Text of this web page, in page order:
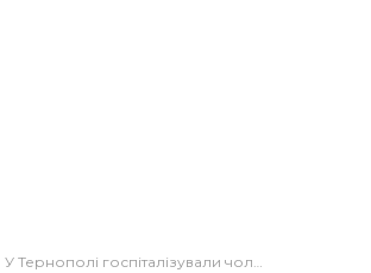
У Тернополі госпіталізували чоловіка без документів: просять допомоги упізнати